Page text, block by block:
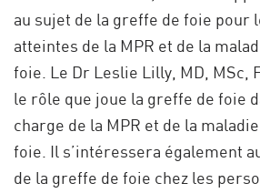
au sujet de la greffe de foie pour
atteintes de la MPR et de la
foie. Le Dr Leslie Lilly, MD, MSc,
le rôle que joue la greffe de foie
charge de la MPR et de la
foie. Il s’intéressera également
de la greffe de foie chez les